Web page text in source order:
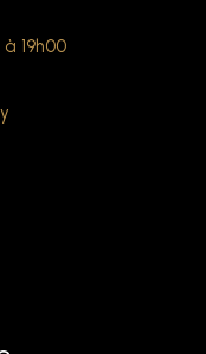
19h00